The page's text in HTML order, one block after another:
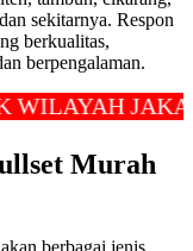
sekitarnya. Respon
berkualitas,
berpengalaman.
JAKARTA,
Murah
berbagai jenis